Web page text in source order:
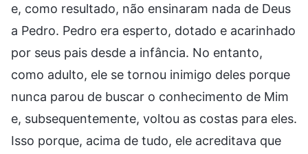
e, como resultado, não ensinaram nada de Deus
a Pedro. Pedro era esperto, dotado e acarinhado
por seus pais desde a infância. No entanto,
como adulto, ele se tornou inimigo deles porque
nunca parou de buscar o conhecimento de Mim
e, subsequentemente, voltou as costas para eles.
Isso porque, acima de tudo, ele acreditava que